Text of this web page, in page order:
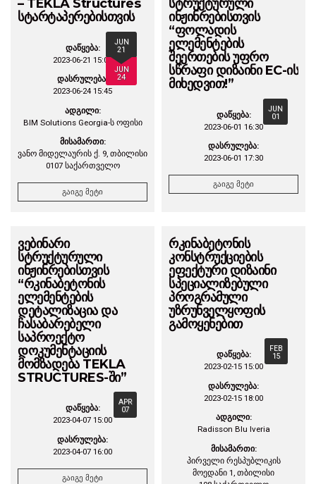
– TEKLA Structures
სტარტაპერებისთვის
JUN
21
JUN
24
დაწყება:
2023-06-21 15:00
დასრულება:
2023-06-24 15:45
ადგილი:
BIM Solutions Georgia-ს ოფისი
მისამართი:
ვანო მიდელაურის ქ. 9, თბილისი
0107 საქართველო
გაიგე მეტი
სტრუქტურული
ინჟინრებისთვის
“ფოლადის
ელემენტების
შეერთების უფრო
სწრაფი დიზაინი EC-ის
მიხედვით!”
JUN
01
დაწყება:
2023-06-01 16:30
დასრულება:
2023-06-01 17:30
გაიგე მეტი
ვებინარი
სტრუქტურული
ინჟინრებისთვის
“რკინაბეტონის
ელემენტების
დეტალიზაცია და
ჩასაბარებელი
საპროექტო
დოკუმენტაციის
მომზადება TEKLA
STRUCTURES-ში”
APR
07
დაწყება:
2023-04-07 15:00
დასრულება:
2023-04-07 16:00
გაიგე მეტი
რკინაბეტონის
კონსტრუქციების
ეფექტური დიზაინი
სპეციალიზებული
პროგრამული
უზრუნველყოფის
გამოყენებით
FEB
15
დაწყება:
2023-02-15 15:00
დასრულება:
2023-02-15 18:00
ადგილი:
Radisson Blu Iveria
მისამართი:
პირველი რესპუბლიკის
მოედანი 1, თბილისი